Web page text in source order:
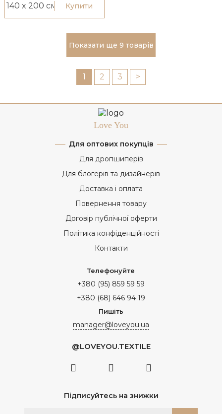
Купити
Показати ще 9 товарів
1 2 3 >
Love You
Для оптових покупців
Для дропшиперів
Для блогерів та дизайнерів
Доставка і оплата
Повернення товару
Договір публічної оферти
Політика конфіденційності
Контакти
Телефонуйте
+380 (95) 859 59 59
+380 (68) 646 94 19
Пишіть
manager@loveyou.ua
Підписуйтесь на знижки
@LOVEYOU.TEXTILE